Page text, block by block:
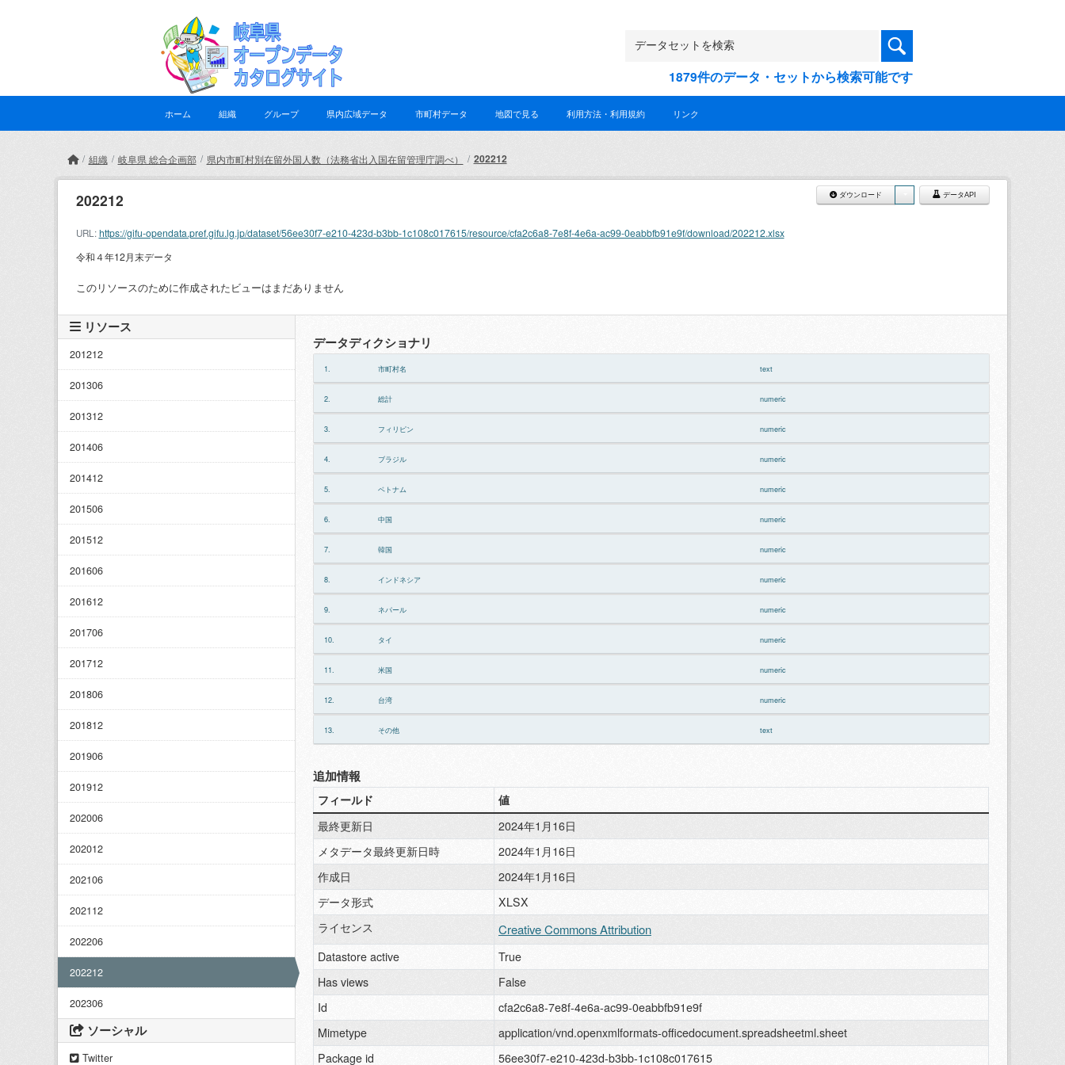
1879件のデータ・セットから検索可能です
ホーム 組織 グループ 県内広域データ 市町村データ 地図で見る 利用方法・利用規約 リンク
組織 岐阜県 総合企画部 県内市町村別在留外国人数（法務省出入国在留管理庁調べ） 202212
ダウンロード データAPI
202212
URL:https://gifu-opendata.pref.gifu.lg.jp/dataset/56ee30f7-e210-423d-b3bb-1c108c017615/resource/cfa2c6a8-7e8f-4e6a-ac99-0eabbfb91e9f/download/202212.xlsx
令和４年12月末データ
このリソースのために作成されたビューはまだありません
リソース
201212
201306
201312
201406
201412
201506
201512
201606
201612
201706
201712
201806
201812
201906
201912
202006
202012
202106
202112
202206
202212
202306
ソーシャル
Twitter
データディクショナリ
1. 市町村名 text
2. 総計 numeric
3. フィリピン numeric
4. ブラジル numeric
5. ベトナム numeric
6. 中国 numeric
7. 韓国 numeric
8. インドネシア numeric
9. ネパール numeric
10. タイ numeric
11. 米国 numeric
12. 台湾 numeric
13. その他 text
追加情報
フィールド
値
最終更新日
2024年1月16日
メタデータ最終更新日時
2024年1月16日
作成日
2024年1月16日
データ形式
XLSX
ライセンス
Creative Commons Attribution
Datastore active
True
Has views
False
Id
cfa2c6a8-7e8f-4e6a-ac99-0eabbfb91e9f
Mimetype
application/vnd.openxmlformats-officedocument.spreadsheetml.sheet
Package id
56ee30f7-e210-423d-b3bb-1c108c017615